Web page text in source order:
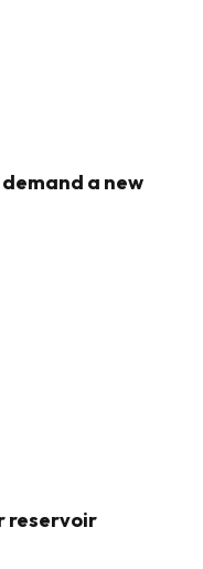
a new
reservoir